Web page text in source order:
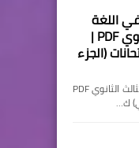
اللغة
العربية للصف الثالث الثانوي PDF |
(الجزء
📘 تحميل كتاب الامتحان في اللغة العربية للصف الثالث الثانوي PDF
ك…